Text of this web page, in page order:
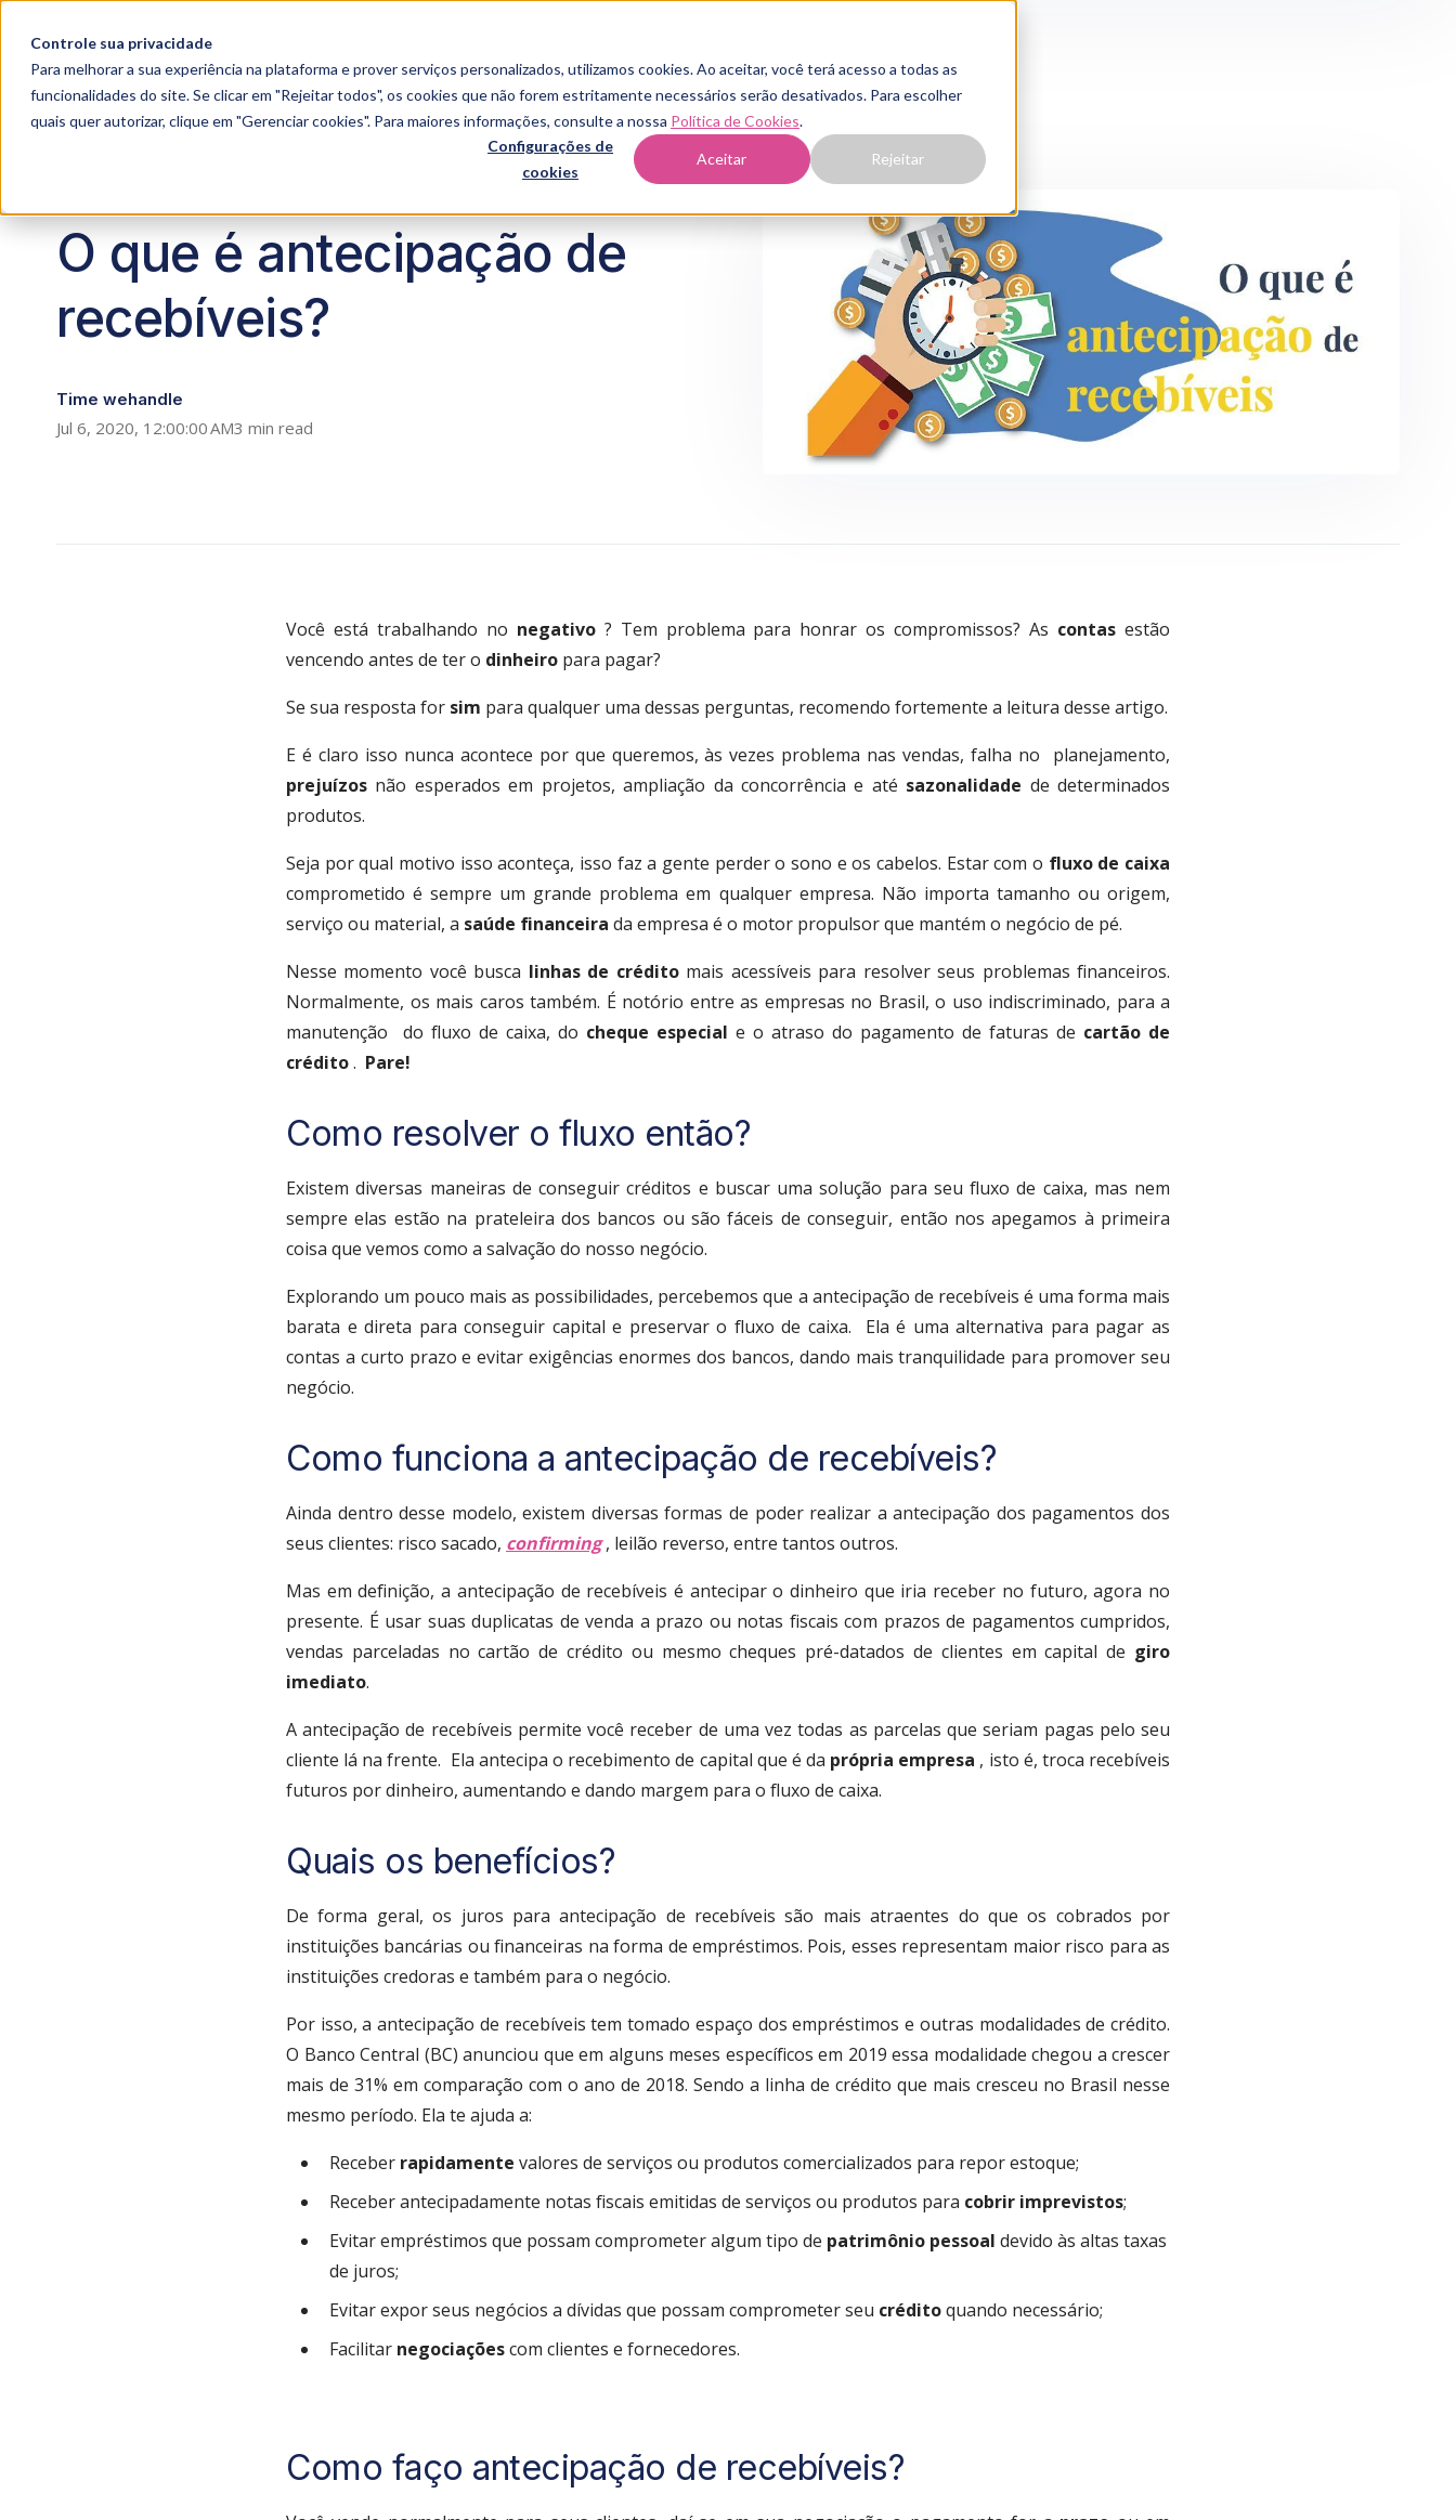
Controle sua privacidade
Para melhorar a sua experiência na plataforma e prover serviços personalizados, utilizamos cookies. Ao aceitar, você terá acesso a todas as
funcionalidades do site. Se clicar em "Rejeitar todos", os cookies que não forem estritamente necessários serão desativados. Para escolher
quais quer autorizar, clique em "Gerenciar cookies". Para maiores informações, consulte a nossa Política de Cookies.
Configurações de
cookies
Aceitar Rejeitar
O que é antecipação de
recebíveis?
Time wehandle
Jul 6, 2020, 12:00:00 AM3 min read
Você está trabalhando no negativo ? Tem problema para honrar os compromissos? As contas estão
vencendo antes de ter o dinheiro para pagar?
Se sua resposta for sim para qualquer uma dessas perguntas, recomendo fortemente a leitura desse artigo.
E é claro isso nunca acontece por que queremos, às vezes problema nas vendas, falha no planejamento,
prejuízos não esperados em projetos, ampliação da concorrência e até sazonalidade de determinados
produtos.
Seja por qual motivo isso aconteça, isso faz a gente perder o sono e os cabelos. Estar com o fluxo de caixa
comprometido é sempre um grande problema em qualquer empresa. Não importa tamanho ou origem,
serviço ou material, a saúde financeira da empresa é o motor propulsor que mantém o negócio de pé.
Nesse momento você busca linhas de crédito mais acessíveis para resolver seus problemas financeiros.
Normalmente, os mais caros também. É notório entre as empresas no Brasil, o uso indiscriminado, para a
manutenção do fluxo de caixa, do cheque especial e o atraso do pagamento de faturas de cartão de
crédito. Pare!
Como resolver o fluxo então?
Existem diversas maneiras de conseguir créditos e buscar uma solução para seu fluxo de caixa, mas nem
sempre elas estão na prateleira dos bancos ou são fáceis de conseguir, então nos apegamos à primeira
coisa que vemos como a salvação do nosso negócio.
Explorando um pouco mais as possibilidades, percebemos que a antecipação de recebíveis é uma forma mais
barata e direta para conseguir capital e preservar o fluxo de caixa. Ela é uma alternativa para pagar as
contas a curto prazo e evitar exigências enormes dos bancos, dando mais tranquilidade para promover seu
negócio.
Como funciona a antecipação de recebíveis?
Ainda dentro desse modelo, existem diversas formas de poder realizar a antecipação dos pagamentos dos
seus clientes: risco sacado, confirming , leilão reverso, entre tantos outros.
Mas em definição, a antecipação de recebíveis é antecipar o dinheiro que iria receber no futuro, agora no
presente. É usar suas duplicatas de venda a prazo ou notas fiscais com prazos de pagamentos cumpridos,
vendas parceladas no cartão de crédito ou mesmo cheques pré-datados de clientes em capital de giro
imediato.
A antecipação de recebíveis permite você receber de uma vez todas as parcelas que seriam pagas pelo seu
cliente lá na frente. Ela antecipa o recebimento de capital que é da própria empresa , isto é, troca recebíveis
futuros por dinheiro, aumentando e dando margem para o fluxo de caixa.
Quais os benefícios?
De forma geral, os juros para antecipação de recebíveis são mais atraentes do que os cobrados por
instituições bancárias ou financeiras na forma de empréstimos. Pois, esses representam maior risco para as
instituições credoras e também para o negócio.
Por isso, a antecipação de recebíveis tem tomado espaço dos empréstimos e outras modalidades de crédito.
O Banco Central (BC) anunciou que em alguns meses específicos em 2019 essa modalidade chegou a crescer
mais de 31% em comparação com o ano de 2018. Sendo a linha de crédito que mais cresceu no Brasil nesse
mesmo período. Ela te ajuda a:
Receber rapidamente valores de serviços ou produtos comercializados para repor estoque;
Receber antecipadamente notas fiscais emitidas de serviços ou produtos para cobrir imprevistos;
Evitar empréstimos que possam comprometer algum tipo de patrimônio pessoal devido às altas taxas
de juros;
Evitar expor seus negócios a dívidas que possam comprometer seu créditoquando necessário;
Facilitar negociaçõescom clientes e fornecedores.
Como faço antecipação de recebíveis?